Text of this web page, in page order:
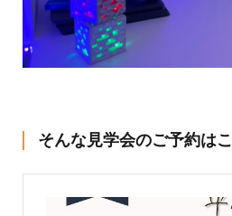
そんな見学会のご予約は